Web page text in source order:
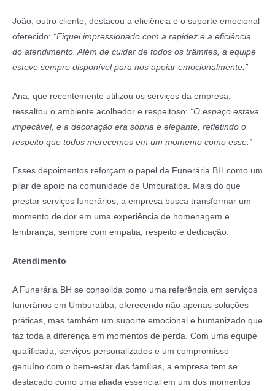
João, outro cliente, destacou a eficiência e o suporte emocional
oferecido: “Fiquei impressionado com a rapidez e a eficiência
do atendimento. Além de cuidar de todos os trâmites, a equipe
esteve sempre disponível para nos apoiar emocionalmente.”
Ana, que recentemente utilizou os serviços da empresa,
ressaltou o ambiente acolhedor e respeitoso: “O espaço estava
impecável, e a decoração era sóbria e elegante, refletindo o
respeito que todos merecemos em um momento como esse.”
Esses depoimentos reforçam o papel da Funerária BH como um
pilar de apoio na comunidade de Umburatiba. Mais do que
prestar serviços funerários, a empresa busca transformar um
momento de dor em uma experiência de homenagem e
lembrança, sempre com empatia, respeito e dedicação.
Atendimento
A Funerária BH se consolida como uma referência em serviços
funerários em Umburatiba, oferecendo não apenas soluções
práticas, mas também um suporte emocional e humanizado que
faz toda a diferença em momentos de perda. Com uma equipe
qualificada, serviços personalizados e um compromisso
genuíno com o bem-estar das famílias, a empresa tem se
destacado como uma aliada essencial em um dos momentos